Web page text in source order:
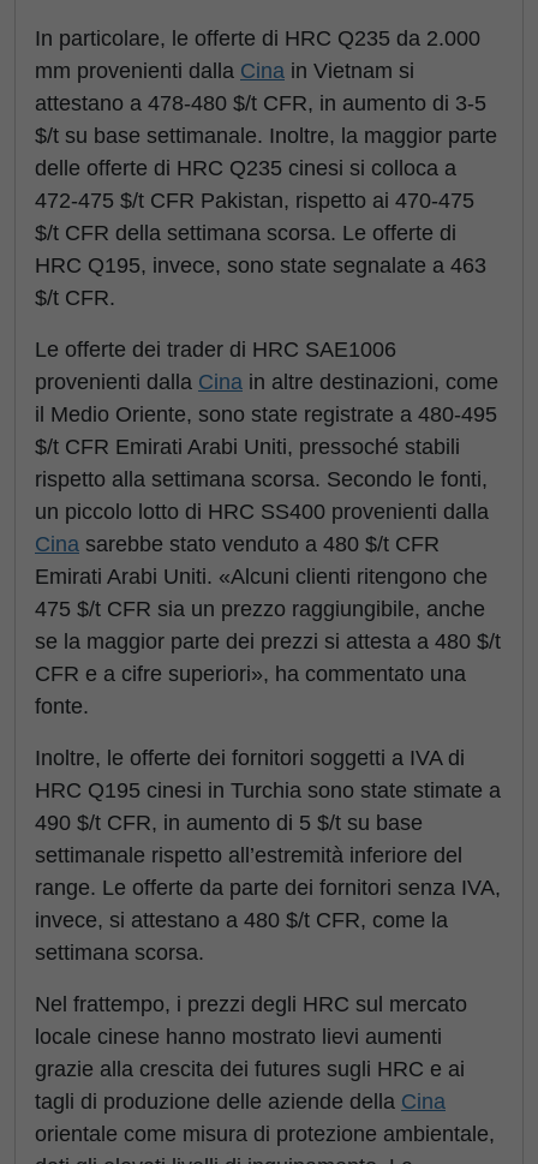
In particolare, le offerte di HRC Q235 da 2.000
mm provenienti dalla Cina in Vietnam si
attestano a 478-480 $/t CFR, in aumento di 3-5
$/t su base settimanale. Inoltre, la maggior parte
delle offerte di HRC Q235 cinesi si colloca a
472-475 $/t CFR Pakistan, rispetto ai 470-475
$/t CFR della settimana scorsa. Le offerte di
HRC Q195, invece, sono state segnalate a 463
$/t CFR.
Le offerte dei trader di HRC SAE1006
provenienti dalla Cina in altre destinazioni, come
il Medio Oriente, sono state registrate a 480-495
$/t CFR Emirati Arabi Uniti, pressoché stabili
rispetto alla settimana scorsa. Secondo le fonti,
un piccolo lotto di HRC SS400 provenienti dalla
Cina sarebbe stato venduto a 480 $/t CFR
Emirati Arabi Uniti. «Alcuni clienti ritengono che
475 $/t CFR sia un prezzo raggiungibile, anche
se la maggior parte dei prezzi si attesta a 480 $/t
CFR e a cifre superiori», ha commentato una
fonte.
Inoltre, le offerte dei fornitori soggetti a IVA di
HRC Q195 cinesi in Turchia sono state stimate a
490 $/t CFR, in aumento di 5 $/t su base
settimanale rispetto all’estremità inferiore del
range. Le offerte da parte dei fornitori senza IVA,
invece, si attestano a 480 $/t CFR, come la
settimana scorsa.
Nel frattempo, i prezzi degli HRC sul mercato
locale cinese hanno mostrato lievi aumenti
grazie alla crescita dei futures sugli HRC e ai
tagli di produzione delle aziende della Cina
orientale come misura di protezione ambientale,